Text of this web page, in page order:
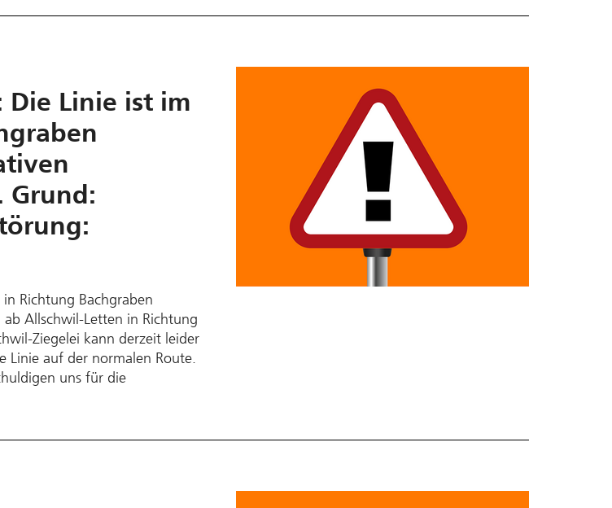
Die Linie ist im
Grund:
Richtung Bachgraben
Allschwil-Letten in Richtung
Ziegelei kann derzeit leider
Linie auf der normalen Route.
uns für die